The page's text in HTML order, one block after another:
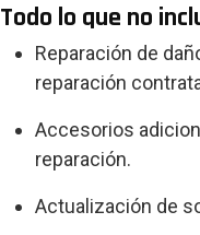
Todo lo que no
Reparación de
reparación
Accesorios
reparación.
Actualización de